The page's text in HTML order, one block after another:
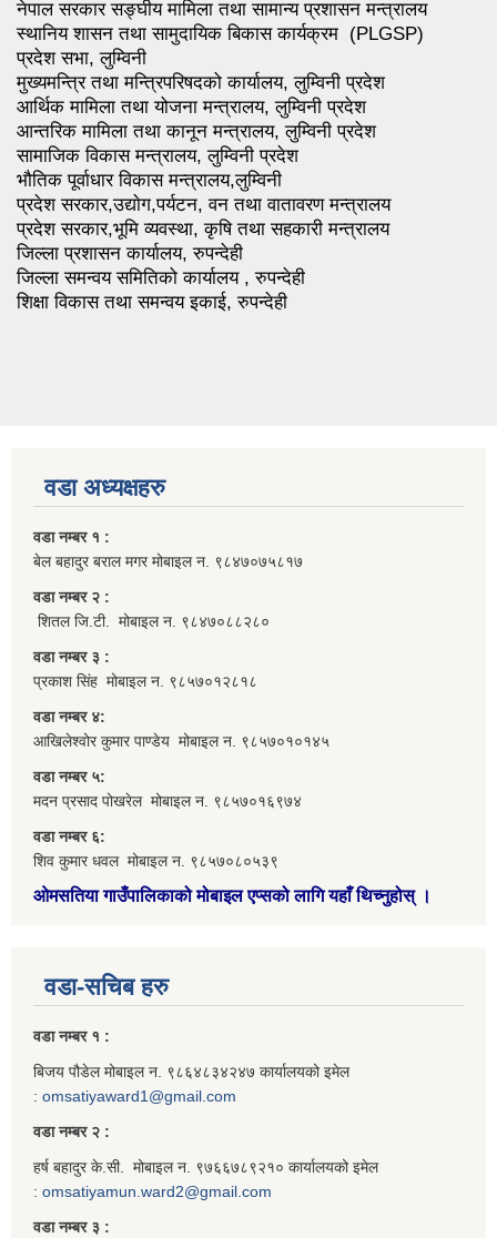
नेपाल सरकार सङ्घीय मामिला तथा सामान्य प्रशासन मन्त्रालय
स्थानिय शासन तथा सामुदायिक बिकास कार्यक्रम (PLGSP)
प्रदेश सभा, लुम्विनी
मुख्यमन्त्रि तथा मन्त्रिपरिषदको कार्यालय, लुम्विनी प्रदेश
आर्थिक मामिला तथा योजना मन्त्रालय, लुम्विनी प्रदेश
आन्तरिक मामिला तथा कानून मन्त्रालय, लुम्विनी प्रदेश
सामाजिक विकास मन्त्रालय, लुम्विनी प्रदेश
भौतिक पूर्वाधार विकास मन्त्रालय,लुम्विनी
प्रदेश सरकार,उद्याेग,पर्यटन, वन तथा वातावरण मन्त्रालय
प्रदेश सरकार,भूमि व्यवस्था, कृषि तथा सहकारी मन्त्रालय
जिल्ला प्रशासन कार्यालय, रुपन्देही
जिल्ला समन्वय समितिको कार्यालय , रुपन्देही
शिक्षा विकास तथा समन्वय इकाई, रुपन्देही
वडा अध्यक्षहरु
वडा नम्बर १ :
बेल बहादुर बराल मगर मोबाइल न. ९८४७०७५८१७
वडा नम्बर २ :
शितल जि.टी. मोबाइल न. ९८४७०८८२८०
वडा नम्बर ३ :
प्रकाश सिंह मोबाइल न. ९८५७०१२८१८
वडा नम्बर ४:
आखिलेश्वोर कुमार पाण्डेय मोबाइल न. ९८५७०१०१४५
वडा नम्बर ५:
मदन प्रसाद पोखरेल मोबाइल न. ९८५७०१६९७४
वडा नम्बर ६:
शिव कुमार धवल मोबाइल न. ९८५७०८०५३९
ओमसतिया गाउँपालिकाको मोबाइल एप्सको लागि यहाँ थिच्नुहोस् ।
वडा-सचिब हरु
वडा नम्बर १ :
बिजय पौडेल मोबाइल न. ९८६४८३४२४७ कार्यालयको इमेल
: omsatiyaward1@gmail.com
वडा नम्बर २ :
हर्ष बहादुर के.सी. मोबाइल न. ९७६६७८९२१० कार्यालयको इमेल
: omsatiyamun.ward2@gmail.com
वडा नम्बर ३ :